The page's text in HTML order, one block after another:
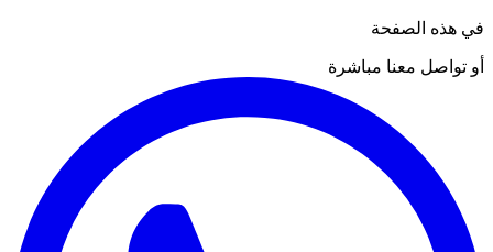
في هذه الصفحة
أو تواصل معنا مباشرة